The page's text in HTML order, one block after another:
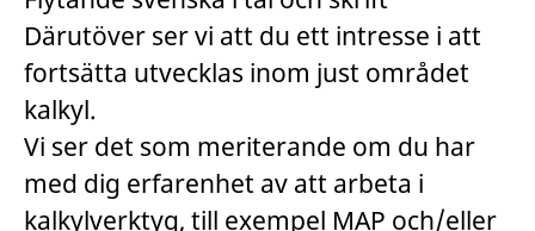
Därutöver ser vi att du ett intresse i att
fortsätta utvecklas inom just området
kalkyl.
Vi ser det som meriterande om du har
med dig erfarenhet av att arbeta i
kalkylverktyg, till exempel MAP och/eller